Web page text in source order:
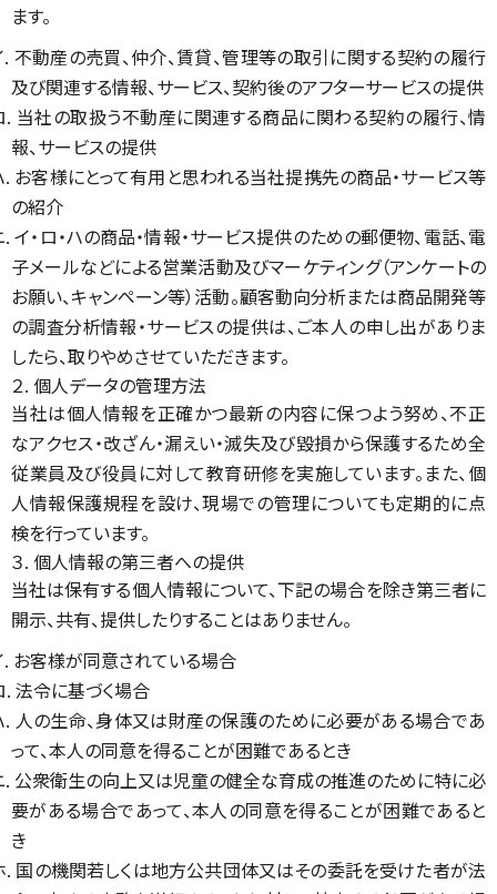
ます。
. 不動産の売買、仲介、賃貸、管理等の取引に関する契約の履行
及び関連する情報、サービス、契約後のアフターサービスの提供
. 当社の取扱う不動産に関連する商品に関わる契約の履行、情
報、サービスの提供
. お客様にとって有用と思われる当社提携先の商品・サービス等
の紹介
. イ・ロ・ハの商品・情報・サービス提供のための郵便物、電話、電
子メールなどによる営業活動及びマーケティング（アンケートの
お願い、キャンペーン等）活動。顧客動向分析または商品開発等
の調査分析情報・サービスの提供は、ご本人の申し出がありま
したら、取りやめさせていただきます。
２. 個人データの管理方法
当社は個人情報を正確かつ最新の内容に保つよう努め、不正
なアクセス・改ざん・漏えい・滅失及び毀損から保護するため全
従業員及び役員に対して教育研修を実施しています。また、個
人情報保護規程を設け、現場での管理についても定期的に点
検を行っています。
３. 個人情報の第三者への提供
当社は保有する個人情報について、下記の場合を除き第三者に
開示、共有、提供したりすることはありません。
. お客様が同意されている場合
. 法令に基づく場合
. 人の生命、身体又は財産の保護のために必要がある場合であ
って、本人の同意を得ることが困難であるとき
. 公衆衛生の向上又は児童の健全な育成の推進のために特に必
要がある場合であって、本人の同意を得ることが困難であると
き
. 国の機関若しくは地方公共団体又はその委託を受けた者が法